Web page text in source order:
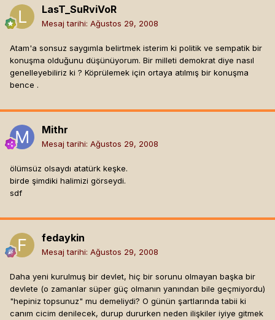
LasT_SuRviVoR
Mesaj tarihi: Ağustos 29, 2008
Atam'a sonsuz saygımla belirtmek isterim ki politik ve sempatik bir
konuşma olduğunu düşünüyorum. Bir milleti demokrat diye nasıl
genelleyebiliriz ki ? Köprülemek için ortaya atılmış bir konuşma
bence .
Mithr
Mesaj tarihi: Ağustos 29, 2008
ölümsüz olsaydı atatürk keşke.
birde şimdiki halimizi görseydi.
sdf
fedaykin
Mesaj tarihi: Ağustos 29, 2008
Daha yeni kurulmuş bir devlet, hiç bir sorunu olmayan başka bir
devlete (o zamanlar süper güç olmanın yanından bile geçmiyordu)
"hepiniz topsunuz" mu demeliydi? O günün şartlarında tabii ki
canım cicim denilecek, durup dururken neden ilişkiler iyiye gitmek